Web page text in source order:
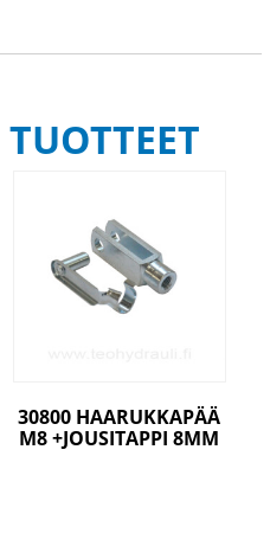
30800 HAARUKKAPÄÄ
M8 +JOUSITAPPI 8MM